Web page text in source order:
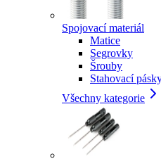
Spojovací materiál
Matice
Segrovky
Šrouby
Stahovací
Všechny kategorie